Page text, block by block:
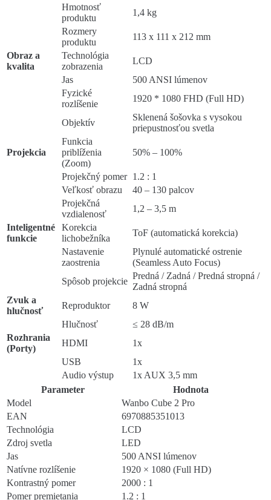
Hmotnosť
produktu
1,4 kg
Rozmery
produktu
113 x 111 x 212 mm
Obraz a
kvalita
Technológia
zobrazenia
LCD
Jas
500 ANSI lúmenov
Fyzické
rozlíšenie
1920 * 1080 FHD (Full HD)
Objektív
Sklenená šošovka s vysokou
priepustnosťou svetla
Projekcia
Funkcia
priblíženia
(Zoom)
50% – 100%
Projekčný pomer 1.2 : 1
Veľkosť obrazu
40 – 130 palcov
Projekčná
vzdialenosť
1,2 – 3,5 m
Inteligentné
funkcie
Korekcia
lichobežníka
ToF (automatická korekcia)
Nastavenie
zaostrenia
Plynulé automatické ostrenie
(Seamless Auto Focus)
Spôsob projekcie
Predná / Zadná / Predná stropná /
Zadná stropná
Zvuk a
hlučnosť
Reproduktor
8 W
Hlučnosť
≤ 28 dB/m
Rozhrania
(Porty)
HDMI
1x
USB
1x
Audio výstup
1x AUX 3,5 mm
Parameter
Hodnota
Model
Wanbo Cube 2 Pro
EAN
6970885351013
Technológia
LCD
Zdroj svetla
LED
Jas
500 ANSI lúmenov
Natívne rozlíšenie
1920 × 1080 (Full HD)
Kontrastný pomer
2000 : 1
Pomer premietania
1.2 : 1